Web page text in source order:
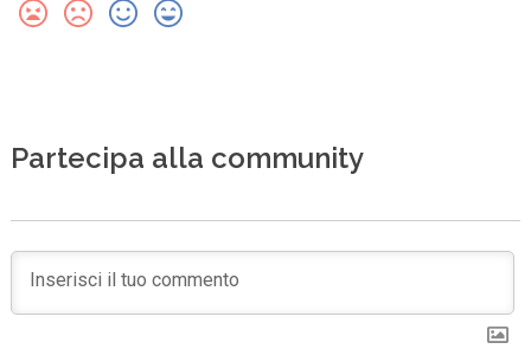
Partecipa alla community